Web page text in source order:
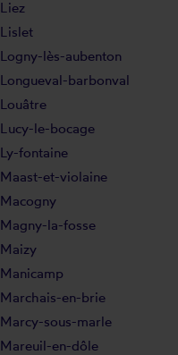
Liez
Lislet
Logny-lès-aubenton
Longueval-barbonval
Louâtre
Lucy-le-bocage
Ly-fontaine
Maast-et-violaine
Macogny
Magny-la-fosse
Maizy
Manicamp
Marchais-en-brie
Marcy-sous-marle
Mareuil-en-dôle